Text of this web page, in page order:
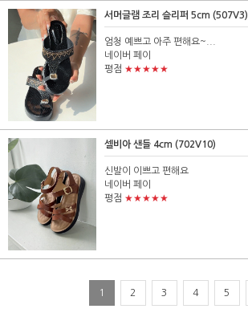
서머글램 조리 슬리퍼 5cm (507V3)
엄청 예쁘고 아주 편해요~...
네이버 페이
평점 ★★★★★
셀비아 샌들 4cm (702V10)
신발이 이쁘고 편해요
네이버 페이
평점 ★★★★★
1 2 3 4 5